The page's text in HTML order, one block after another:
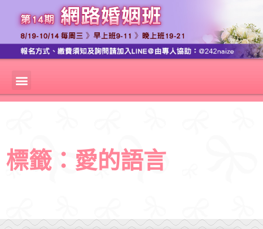
標籤：愛的語言